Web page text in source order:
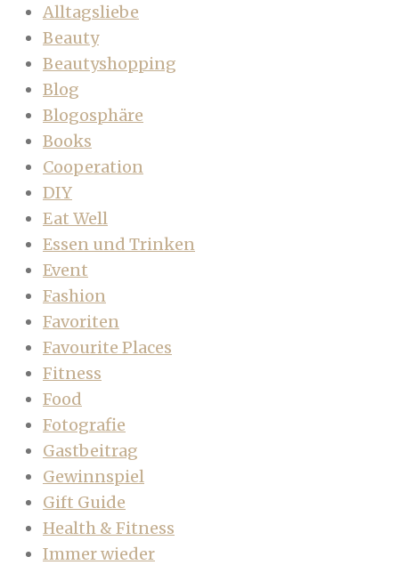
Alltagsliebe
Beauty
Beautyshopping
Blog
Blogosphäre
Books
Cooperation
DIY
Eat Well
Essen und Trinken
Event
Fashion
Favoriten
Favourite Places
Fitness
Food
Fotografie
Gastbeitrag
Gewinnspiel
Gift Guide
Health & Fitness
Immer wieder